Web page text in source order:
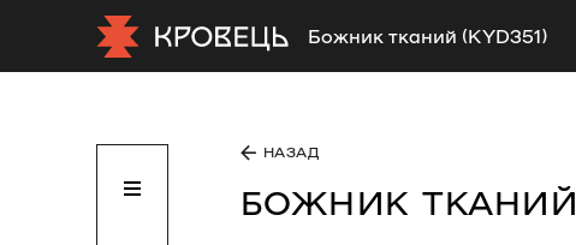
Божник тканий (KYD351)
НАЗАД
БОЖНИК ТКАНИЙ